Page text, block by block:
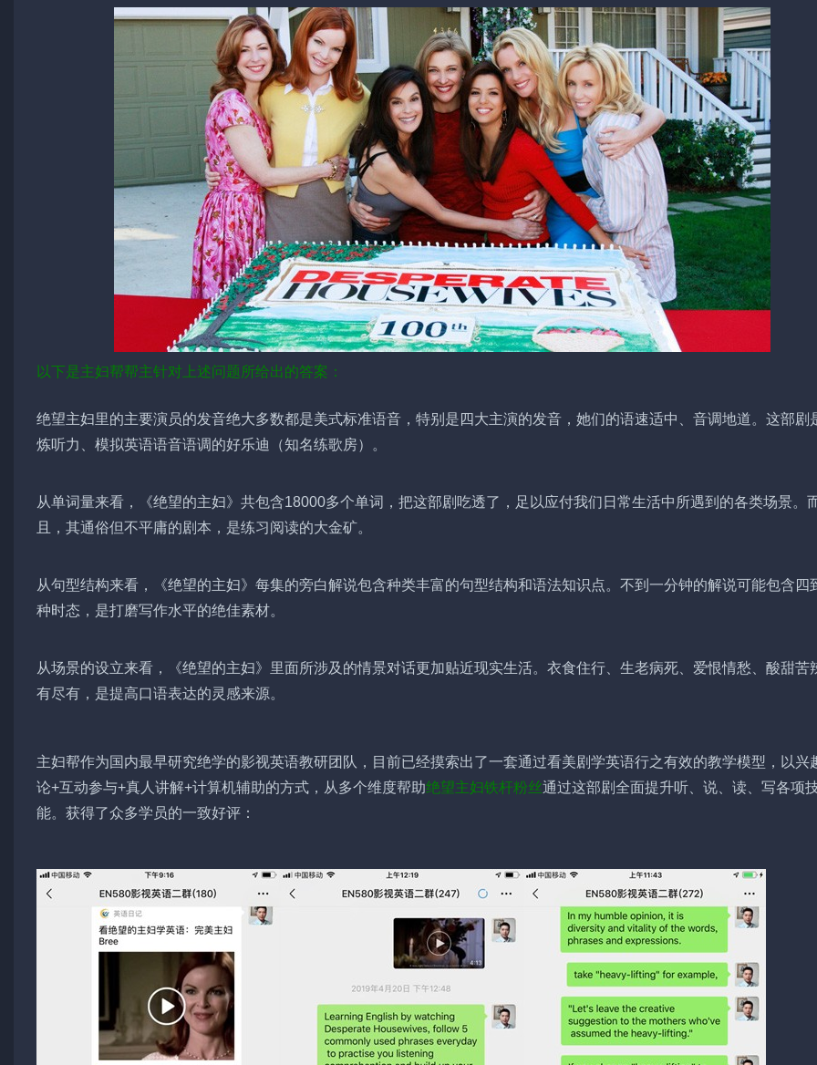
以下是主妇帮帮主针对上述问题所给出的答案：
绝望主妇里的主要演员的发音绝大多数都是美式标准语音，特别是四大主演的发音，她们的语速适中、音调地道。这部剧
炼听力、模拟英语语音语调的好乐迪（知名练歌房）。
从单词量来看，《绝望的主妇》共包含18000多个单词，把这部剧吃透了，足以应付我们日常生活中所遇到的各类场景。
且，其通俗但不平庸的剧本，是练习阅读的大金矿。
从句型结构来看，《绝望的主妇》每集的旁白解说包含种类丰富的句型结构和语法知识点。不到一分钟的解说可能包含四
种时态，是打磨写作水平的绝佳素材。
从场景的设立来看，《绝望的主妇》里面所涉及的情景对话更加贴近现实生活。衣食住行、生老病死、爱恨情愁、酸甜苦
有尽有，是提高口语表达的灵感来源。
主妇帮作为国内最早研究绝学的影视英语教研团队，目前已经摸索出了一套通过看美剧学英语行之有效的教学模型，以兴
论+互动参与+真人讲解+计算机辅助的方式，从多个维度帮助绝望主妇铁杆粉丝通过这部剧全面提升听、说、读、写各项
能。获得了众多学员的一致好评：